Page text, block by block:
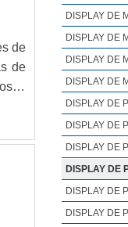
de
de
e a
DISPLAY DE
DISPLAY DE
DISPLAY DE
DISPLAY DE
DISPLAY DE
DISPLAY DE
DISPLAY DE
DISPLAY DE
DISPLAY DE
DISPLAY DE